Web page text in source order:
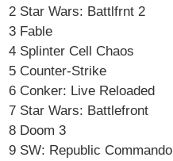
2 Star Wars: Battlfrnt 2
3 Fable
4 Splinter Cell Chaos
5 Counter-Strike
6 Conker: Live Reloaded
7 Star Wars: Battlefront
8 Doom 3
9 SW: Republic Commando